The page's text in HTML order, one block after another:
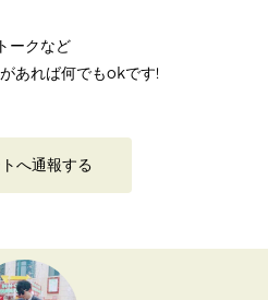
ークなど
あれば何でもokです!
へ通報する